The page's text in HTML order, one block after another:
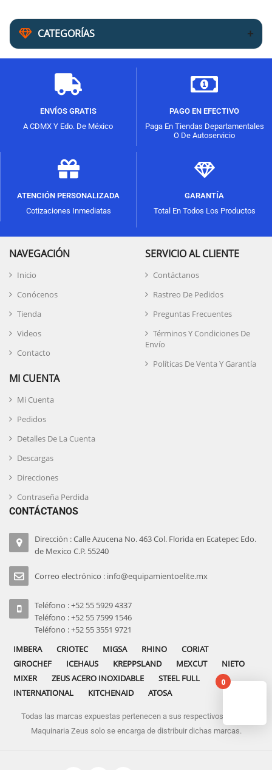
CATEGORÍAS
ENVÍOS GRATIS
A CDMX Y Edo. De México
PAGO EN EFECTIVO
Paga En Tiendas Departamentales
O De Autoservicio
ATENCIÓN PERSONALIZADA
Cotizaciones Inmediatas
GARANTÍA
Total En Todos Los Productos
NAVEGACIÓN
Inicio
Conócenos
Tienda
Videos
Contacto
SERVICIO AL CLIENTE
Contáctanos
Rastreo De Pedidos
Preguntas Frecuentes
Términos Y Condiciones De
Envío
Políticas De Venta Y Garantía
MI CUENTA
Mi Cuenta
Pedidos
Detalles De La Cuenta
Descargas
Direcciones
Contraseña Perdida
CONTÁCTANOS
Dirección : Calle Azucena No. 463 Col. Florida en Ecatepec Edo.
de Mexico C.P. 55240
Correo electrónico : info@equipamientoelite.mx
Teléfono : +52 55 5929 4337
Teléfono : +52 55 7599 1546
Teléfono : +52 55 3551 9721
IMBERA
CRIOTEC MIGSA RHINO
CORIAT
GIROCHEF
ICEHAUS KREPPSLAND MEXCUT
NIETO
MIXER
ZEUS ACERO INOXIDABLE
STEEL FULL
INTERNATIONAL
KITCHENAID ATOSA
Todas las marcas expuestas pertenecen a sus respectivos dueños
Maquinaria Zeus solo se encarga de distribuir dichas marcas.
0